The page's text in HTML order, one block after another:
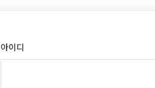
아이디